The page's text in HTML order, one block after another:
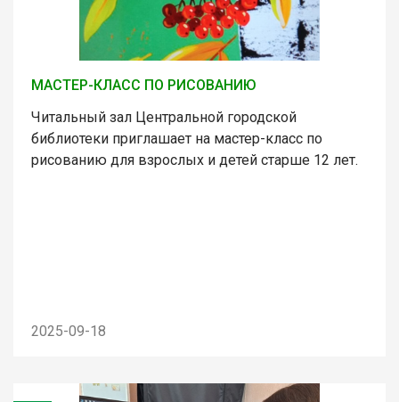
МАСТЕР-КЛАСС ПО РИСОВАНИЮ
Читальный зал Центральной городской
библиотеки приглашает на мастер-класс по
рисованию для взрослых и детей старше 12 лет.
2025-09-18